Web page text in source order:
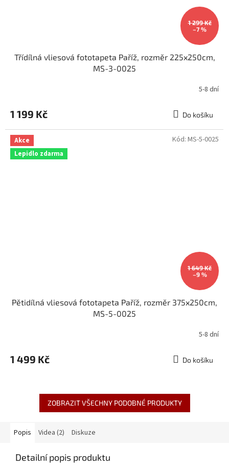
1 299 Kč
–7 %
Třídílná vliesová fototapeta Paříž, rozměr 225x250cm,
MS-3-0025
5-8 dní
1 199 Kč Do košíku
Akce
Lepidlo zdarma
1 649 Kč
–9 %
Pětidílná vliesová fototapeta Paříž, rozměr 375x250cm,
MS-5-0025
5-8 dní
1 499 Kč Do košíku
Kód: MS-5-0025
ZOBRAZIT VŠECHNY PODOBNÉ PRODUKTY
Popis Videa (2) Diskuze
Detailní popis produktu